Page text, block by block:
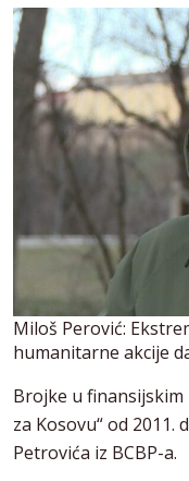
Miloš Perović:
humanitarne akcije
Brojke u finansijskim
za Kosovu“ od 2011.
Petrovića iz BCBP-a.